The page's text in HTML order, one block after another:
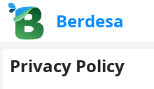
Berdesa
Privacy Policy